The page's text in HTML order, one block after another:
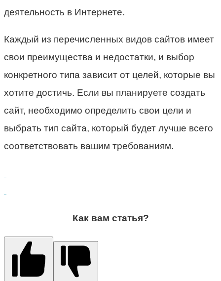
деятельность в Интернете.
Каждый из перечисленных видов сайтов имеет
свои преимущества и недостатки, и выбор
конкретного типа зависит от целей, которые вы
хотите достичь. Если вы планируете создать
сайт, необходимо определить свои цели и
выбрать тип сайта, который будет лучше всего
соответствовать вашим требованиям.
Как вам статья?